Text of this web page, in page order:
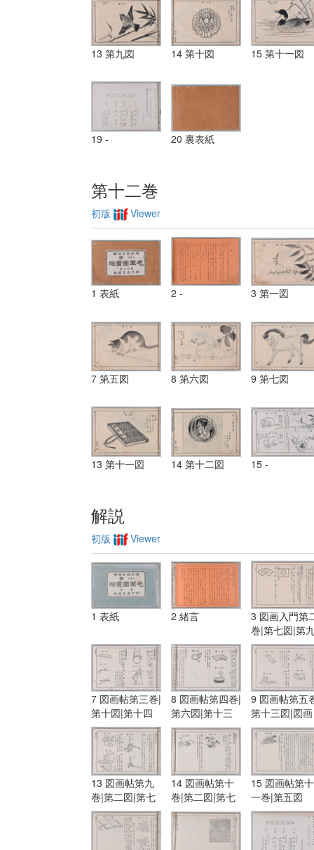
13 第九図 14 第十図 15 第十一図
19 - 20 裏表紙
第十二巻
初版 Viewer
1 表紙 2 - 3 第一図
7 第五図 8 第六図 9 第七図
13 第十一図 14 第十二図 15 -
解説
初版 Viewer
1 表紙 2 緒言
3 図画入門第
巻|第七図|第
図
7 図画帖第三巻|
第十図|第十四
図|図画帖第四
巻|第一図|第三
8 図画帖第四巻|
第六図|第十三
図|第十五図
9 図画帖第五
第十三図|図画
帖第六巻|第一
図|第五図
13 図画帖第九
巻|第二図|第七
図|第八図
14 図画帖第十
巻|第二図|第七
図
15 図画帖第十
一巻|第五図